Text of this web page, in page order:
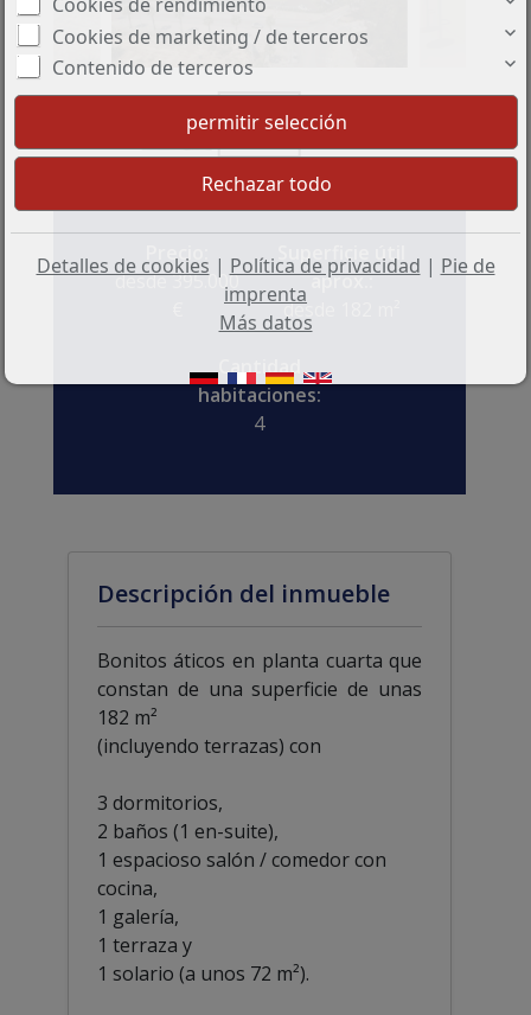
Precio:
desde 395.000
Superficie útil
aprox.:
desde 182 m²
Cantidad
habitaciones:
4
Descripción del inmueble
Bonitos áticos en planta cuarta que
constan de una superficie de unas
182 m²
(incluyendo terrazas) con
3 dormitorios,
2 baños (1 en-suite),
1 espacioso salón / comedor con
cocina,
1 galería,
1 terraza y
1 solario (a unos 72 m²).
Cookies de rendimiento
Cookies de marketing / de terceros
Contenido de terceros
Detalles de cookies | Política de privacidad | Pie de
imprenta
Más datos